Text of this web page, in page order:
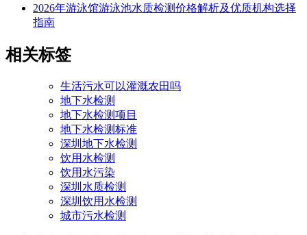
2026年游泳馆游泳池水质检测价格解析及优质机构选择
指南
相关标签
生活污水可以灌溉农田吗
地下水检测
地下水检测项目
地下水检测标准
深圳地下水检测
饮用水检测
饮用水污染
深圳水质检测
深圳饮用水检测
城市污水检测